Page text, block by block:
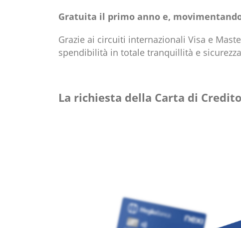
Gratuita il primo anno e,
Grazie ai circuiti internazionali Visa e
spendibilità in totale tranquillità e
La richiesta della Carta di